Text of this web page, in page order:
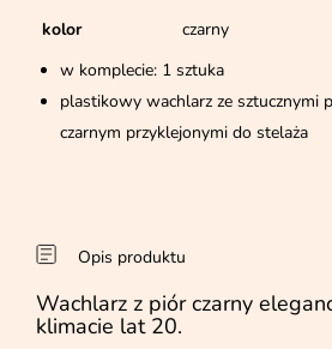
kolor
czarny
w komplecie: 1 sztuka
plastikowy wachlarz ze sztucznymi
czarnym przyklejonymi do stelaża
Opis produktu
Wachlarz z piór czarny
klimacie lat 20.